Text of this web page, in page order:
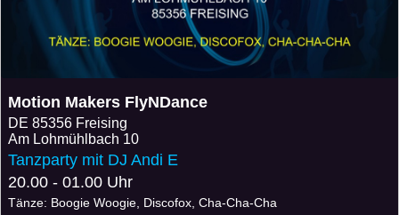
Motion Makers FlyNDance
DE 85356 Freising
Am Lohmühlbach 10
Tanzparty mit DJ Andi E
20.00 - 01.00 Uhr
Tänze: Boogie Woogie, Discofox, Cha-Cha-Cha